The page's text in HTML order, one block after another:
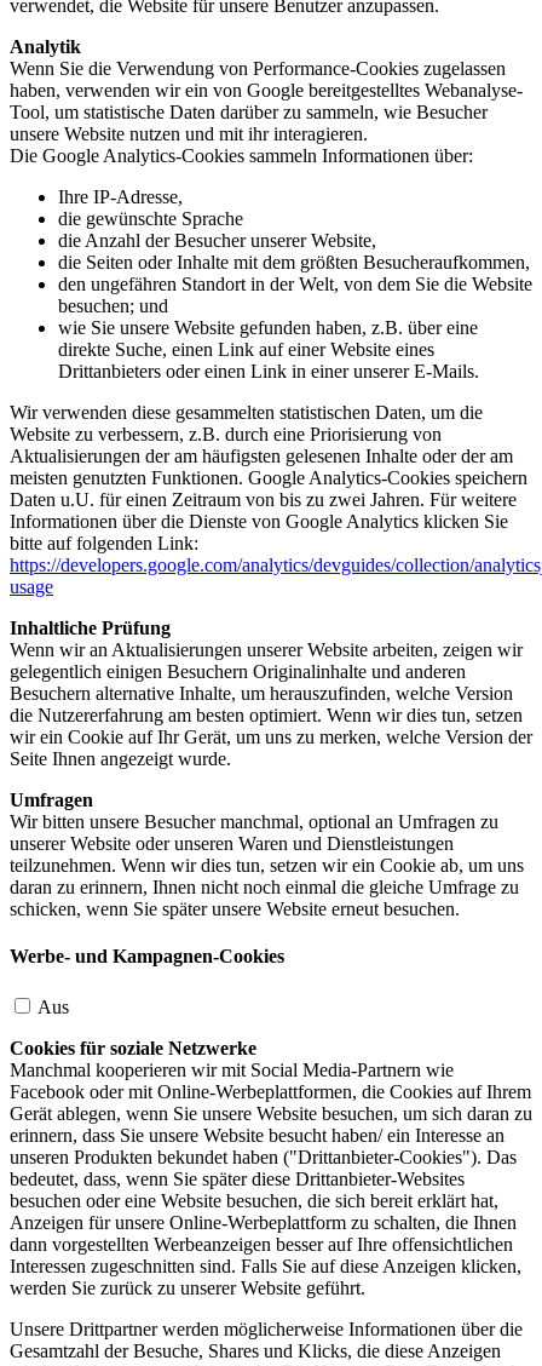
verwendet, die Website für unsere Benutzer anzupassen.
Analytik
Wenn Sie die Verwendung von Performance-Cookies zugelassen
haben, verwenden wir ein von Google bereitgestelltes Webanalyse-
Tool, um statistische Daten darüber zu sammeln, wie Besucher
unsere Website nutzen und mit ihr interagieren.
Die Google Analytics-Cookies sammeln Informationen über:
Ihre IP-Adresse,
die gewünschte Sprache
die Anzahl der Besucher unserer Website,
die Seiten oder Inhalte mit dem größten Besucheraufkommen,
den ungefähren Standort in der Welt, von dem Sie die Website
besuchen; und
wie Sie unsere Website gefunden haben, z.B. über eine
direkte Suche, einen Link auf einer Website eines
Drittanbieters oder einen Link in einer unserer E-Mails.
Wir verwenden diese gesammelten statistischen Daten, um die
Website zu verbessern, z.B. durch eine Priorisierung von
Aktualisierungen der am häufigsten gelesenen Inhalte oder der am
meisten genutzten Funktionen. Google Analytics-Cookies speichern
Daten u.U. für einen Zeitraum von bis zu zwei Jahren. Für weitere
Informationen über die Dienste von Google Analytics klicken Sie
bitte auf folgenden Link:
https://developers.google.com/analytics/devguides/collection/
usage
Inhaltliche Prüfung
Wenn wir an Aktualisierungen unserer Website arbeiten, zeigen wir
gelegentlich einigen Besuchern Originalinhalte und anderen
Besuchern alternative Inhalte, um herauszufinden, welche Version
die Nutzererfahrung am besten optimiert. Wenn wir dies tun, setzen
wir ein Cookie auf Ihr Gerät, um uns zu merken, welche Version der
Seite Ihnen angezeigt wurde.
Umfragen
Wir bitten unsere Besucher manchmal, optional an Umfragen zu
unserer Website oder unseren Waren und Dienstleistungen
teilzunehmen. Wenn wir dies tun, setzen wir ein Cookie ab, um uns
daran zu erinnern, Ihnen nicht noch einmal die gleiche Umfrage zu
schicken, wenn Sie später unsere Website erneut besuchen.
Werbe- und Kampagnen-Cookies
Aus
Cookies für soziale Netzwerke
Manchmal kooperieren wir mit Social Media-Partnern wie
Facebook oder mit Online-Werbeplattformen, die Cookies auf Ihrem
Gerät ablegen, wenn Sie unsere Website besuchen, um sich daran zu
erinnern, dass Sie unsere Website besucht haben/ ein Interesse an
unseren Produkten bekundet haben ("Drittanbieter-Cookies"). Das
bedeutet, dass, wenn Sie später diese Drittanbieter-Websites
besuchen oder eine Website besuchen, die sich bereit erklärt hat,
Anzeigen für unsere Online-Werbeplattform zu schalten, die Ihnen
dann vorgestellten Werbeanzeigen besser auf Ihre offensichtlichen
Interessen zugeschnitten sind. Falls Sie auf diese Anzeigen klicken,
werden Sie zurück zu unserer Website geführt.
Unsere Drittpartner werden möglicherweise Informationen über die
Gesamtzahl der Besuche, Shares und Klicks, die diese Anzeigen